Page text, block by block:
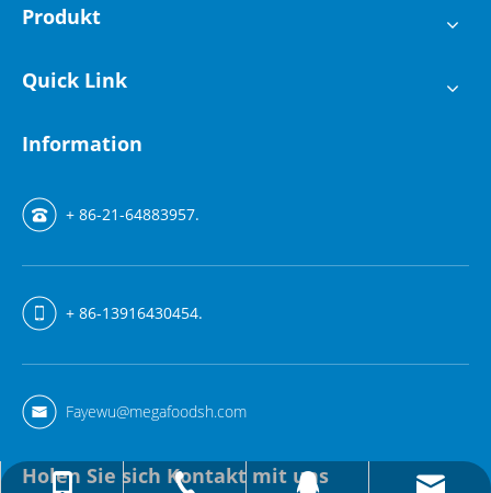
Produkt
Quick Link
Information
+ 86-21-64883957.
+ 86-13916430454.
Fayewu@megafoodsh.com
+ 86-13916430454.
+ 86-21-64883957.
157615333
Fayewu@megafoodsh.com
Holen Sie sich Kontakt mit uns